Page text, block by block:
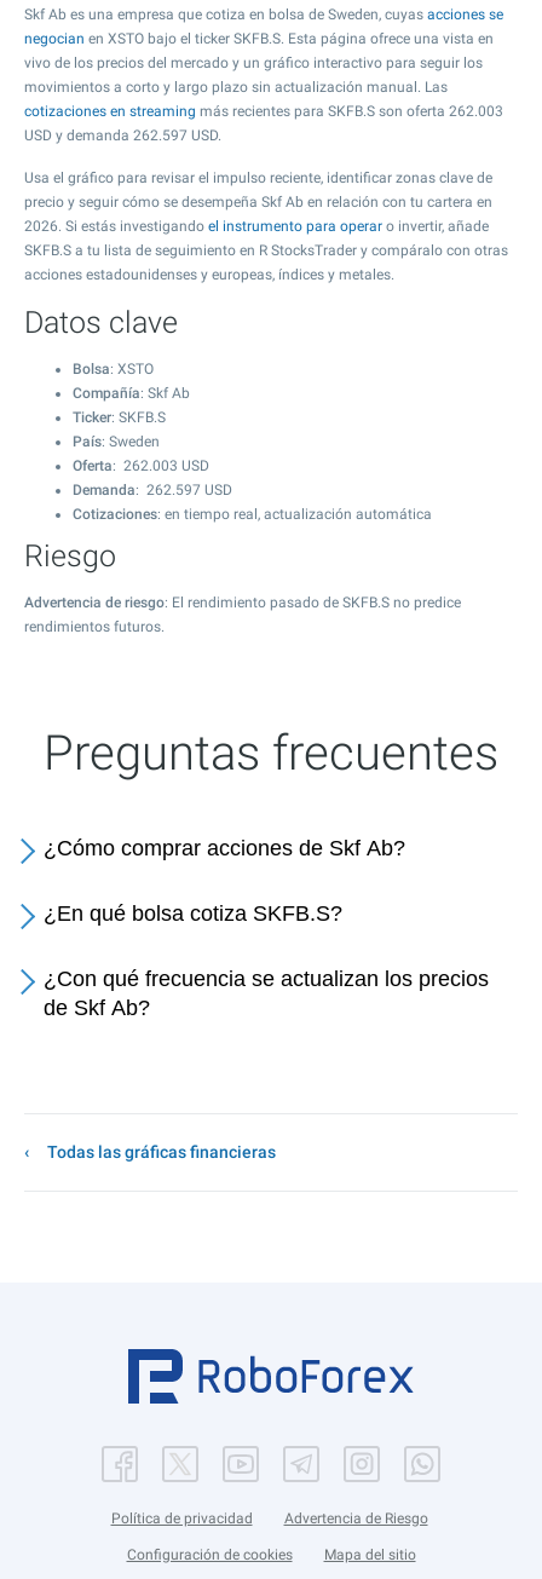
Skf Ab es una empresa que cotiza en bolsa de Sweden, cuyas acciones se
negocian en XSTO bajo el ticker SKFB.S. Esta página ofrece una vista en
vivo de los precios del mercado y un gráfico interactivo para seguir los
movimientos a corto y largo plazo sin actualización manual. Las
cotizaciones en streaming más recientes para SKFB.S son oferta 262.003
USD y demanda 262.597 USD.
Usa el gráfico para revisar el impulso reciente, identificar zonas clave de
precio y seguir cómo se desempeña Skf Ab en relación con tu cartera en
2026. Si estás investigando el instrumento para operar o invertir, añade
SKFB.S a tu lista de seguimiento en R StocksTrader y compáralo con otras
acciones estadounidenses y europeas, índices y metales.
Datos clave
Bolsa: XSTO
Compañía: Skf Ab
Ticker: SKFB.S
País: Sweden
Oferta: 262.003 USD
Demanda: 262.597 USD
Cotizaciones: en tiempo real, actualización automática
Riesgo
Advertencia de riesgo: El rendimiento pasado de SKFB.S no predice
rendimientos futuros.
Preguntas frecuentes
¿Cómo comprar acciones de Skf Ab?
¿En qué bolsa cotiza SKFB.S?
¿Con qué frecuencia se actualizan los precios
de Skf Ab?
Todas las gráficas financieras
Política de privacidad Advertencia de Riesgo
Configuración de cookies Mapa del sitio